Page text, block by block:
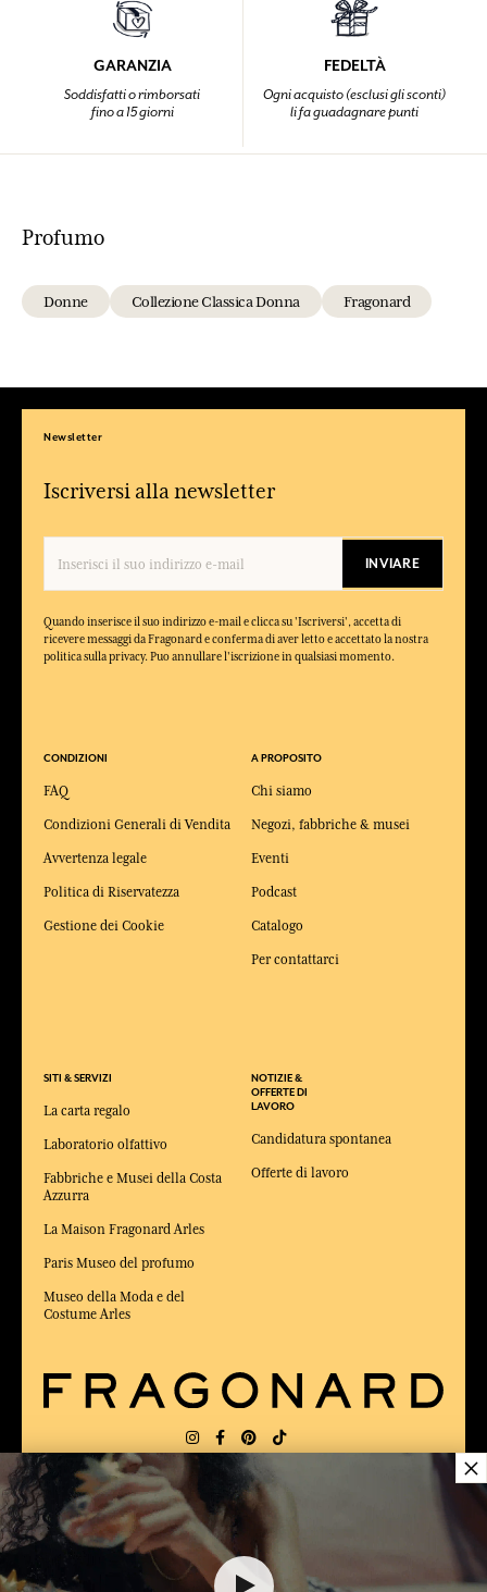
GARANZIA
Soddisfatti o rimborsati
fino a 15 giorni
FEDELTÀ
Ogni acquisto (esclusi gli sconti)
li fa guadagnare punti
Profumo
Donne Collezione Classica Donna Fragonard
Newsletter
Iscriversi alla newsletter
INVIARE
Quando inserisce il suo indirizzo e-mail e clicca su 'Iscriversi', accetta di
ricevere messaggi da Fragonard e conferma di aver letto e accettato la nostra
politica sulla privacy. Puo annullare l'iscrizione in qualsiasi momento.
CONDIZIONI
FAQ
Condizioni Generali di Vendita
Avvertenza legale
Politica di Riservatezza
Gestione dei Cookie
SITI & SERVIZI
La carta regalo
Laboratorio olfattivo
Fabbriche e Musei della Costa
Azzurra
La Maison Fragonard Arles
Paris Museo del profumo
Museo della Moda e del
Costume Arles
A PROPOSITO
Chi siamo
Negozi, fabbriche & musei
Eventi
Podcast
Catalogo
Per contattarci
NOTIZIE &
OFFERTE DI
LAVORO
Candidatura spontanea
Offerte di lavoro
CONSEGNA: US LINGUA:
×